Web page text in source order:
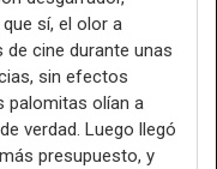
sí, el olor a
de cine durante unas
sin efectos
palomitas olían a
verdad. Luego llegó
presupuesto, y